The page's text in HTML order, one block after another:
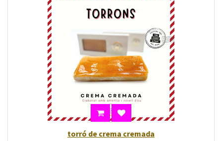
torró de crema cremada